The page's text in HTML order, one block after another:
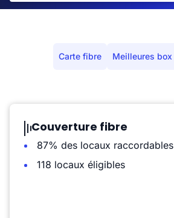
Carte fibre Meilleures box
Couverture fibre
87% des locaux raccordables
118 locaux éligibles